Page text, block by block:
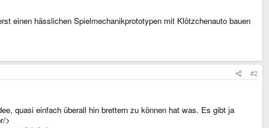
einen hässlichen Spielmechanikprototypen mit Klötzchenauto bauen
#2
quasi einfach überall hin brettern zu können hat was. Es gibt ja
>